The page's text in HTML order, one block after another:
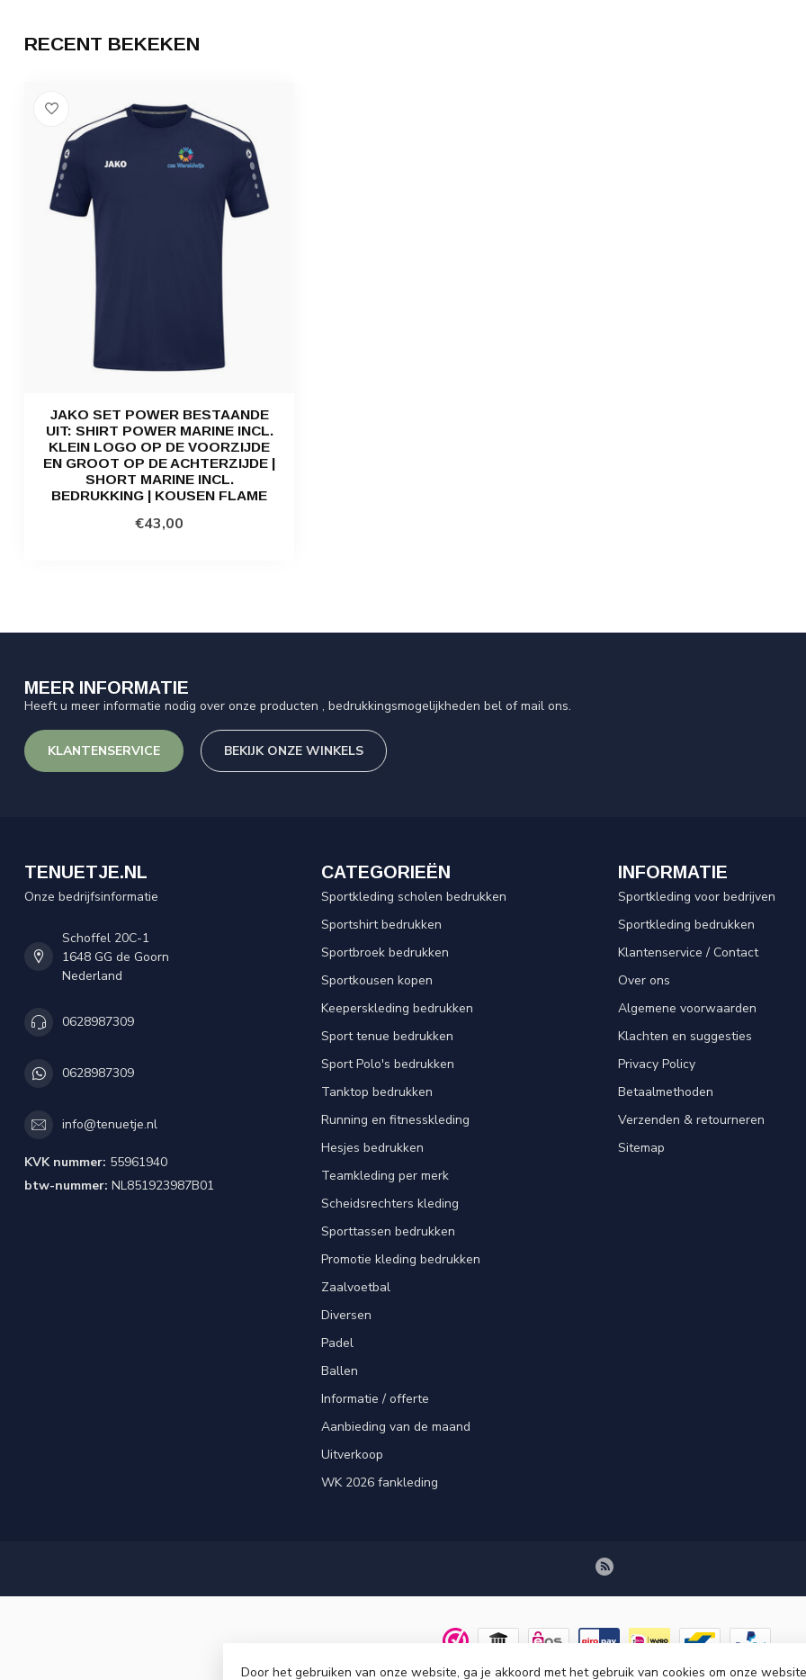
RECENT BEKEKEN
JAKO SET POWER BESTAANDE
UIT: SHIRT POWER MARINE INCL.
KLEIN LOGO OP DE VOORZIJDE
EN GROOT OP DE ACHTERZIJDE |
SHORT MARINE INCL.
BEDRUKKING | KOUSEN FLAME
€43,00
MEER INFORMATIE
Heeft u meer informatie nodig over onze producten , bedrukkingsmogelijkheden bel of mail ons.
KLANTENSERVICE BEKIJK ONZE WINKELS
TENUETJE.NL
Onze bedrijfsinformatie
Schoffel 20C-1
1648 GG de Goorn
Nederland
0628987309
0628987309
info@tenuetje.nl
KVK nummer: 55961940
btw-nummer: NL851923987B01
CATEGORIEËN
Sportkleding scholen bedrukken
Sportshirt bedrukken
Sportbroek bedrukken
Sportkousen kopen
Keeperskleding bedrukken
Sport tenue bedrukken
Sport Polo's bedrukken
Tanktop bedrukken
Running en fitnesskleding
Hesjes bedrukken
Teamkleding per merk
Scheidsrechters kleding
Sporttassen bedrukken
Promotie kleding bedrukken
Zaalvoetbal
Diversen
Padel
Ballen
Informatie / offerte
Aanbieding van de maand
Uitverkoop
WK 2026 fankleding
INFORMATIE
Sportkleding voor bedrijven
Sportkleding bedrukken
Klantenservice / Contact
Over ons
Algemene voorwaarden
Klachten en suggesties
Privacy Policy
Betaalmethoden
Verzenden & retourneren
Sitemap
© Copyright 2026 Tenuetje.nl
Door het gebruiken van onze website, ga je akkoord met het gebruik van cookies om onze